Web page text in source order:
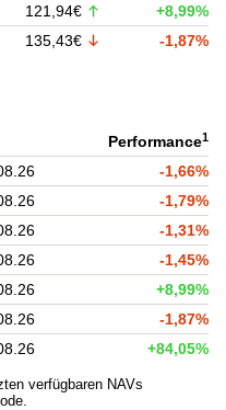
121,94€
+8,99%
135,43€ -1,87%
Performance1
-1,66%
-1,79%
-1,31%
-1,45%
+8,99%
-1,87%
+84,05%
verfügbaren NAVs